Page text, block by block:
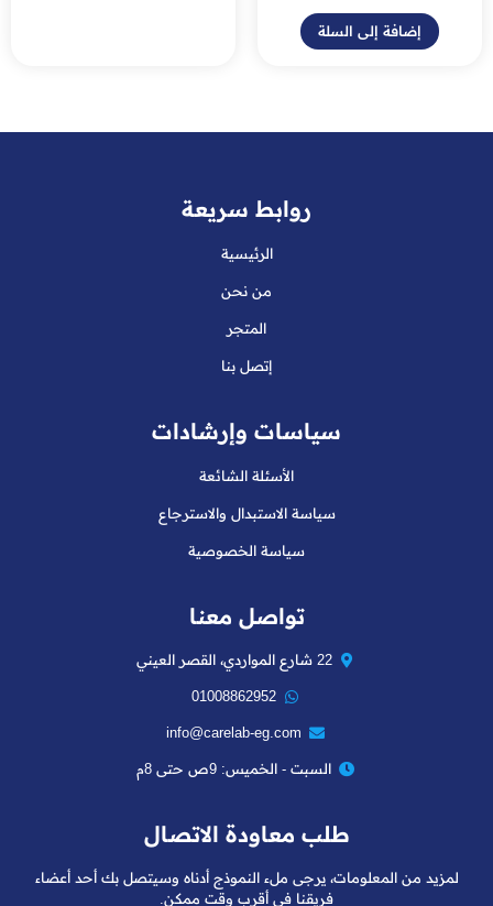
إضافة إلى السلة
روابط سريعة
الرئيسية
من نحن
المتجر
إتصل بنا
سياسات وإرشادات
الأسئلة الشائعة
سياسة الاستبدال والاسترجاع
سياسة الخصوصية
تواصل معنا
22 شارع المواردي، القصر العيني
01008862952
info@carelab-eg.com
السبت - الخميس: 9ص حتى 8م
طلب معاودة الاتصال
لمزيد من المعلومات، يرجى ملء النموذج أدناه وسيتصل بك أحد أعضاء
فريقنا في أقرب وقت ممكن.